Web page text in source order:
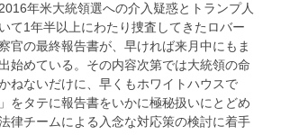
年米大統領選への介入疑惑とトランプ人
て1年半以上にわたり捜査してきたロバー
官の最終報告書が、早ければ来月中にもま
始めている。その内容次第では大統領の命
ねないだけに、早くもホワイトハウスで
をタテに報告書をいかに極秘扱いにとどめ
律チームによる入念な対応策の検討に着手